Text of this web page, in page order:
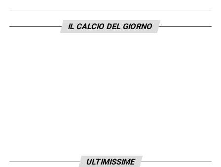
ma l’importante è che siamo riusciti a
IL CALCIO DEL GIORNO
ULTIMISSIME